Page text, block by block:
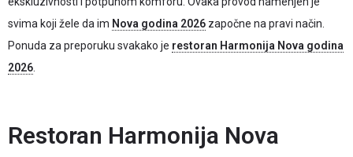
svima koji žele da im Nova godina 2026 započne na pravi način.
Ponuda za preporuku svakako je restoran Harmonija Nova godina
2026
Restoran Harmonija Nova